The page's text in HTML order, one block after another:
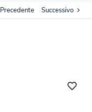
Precedente Successivo